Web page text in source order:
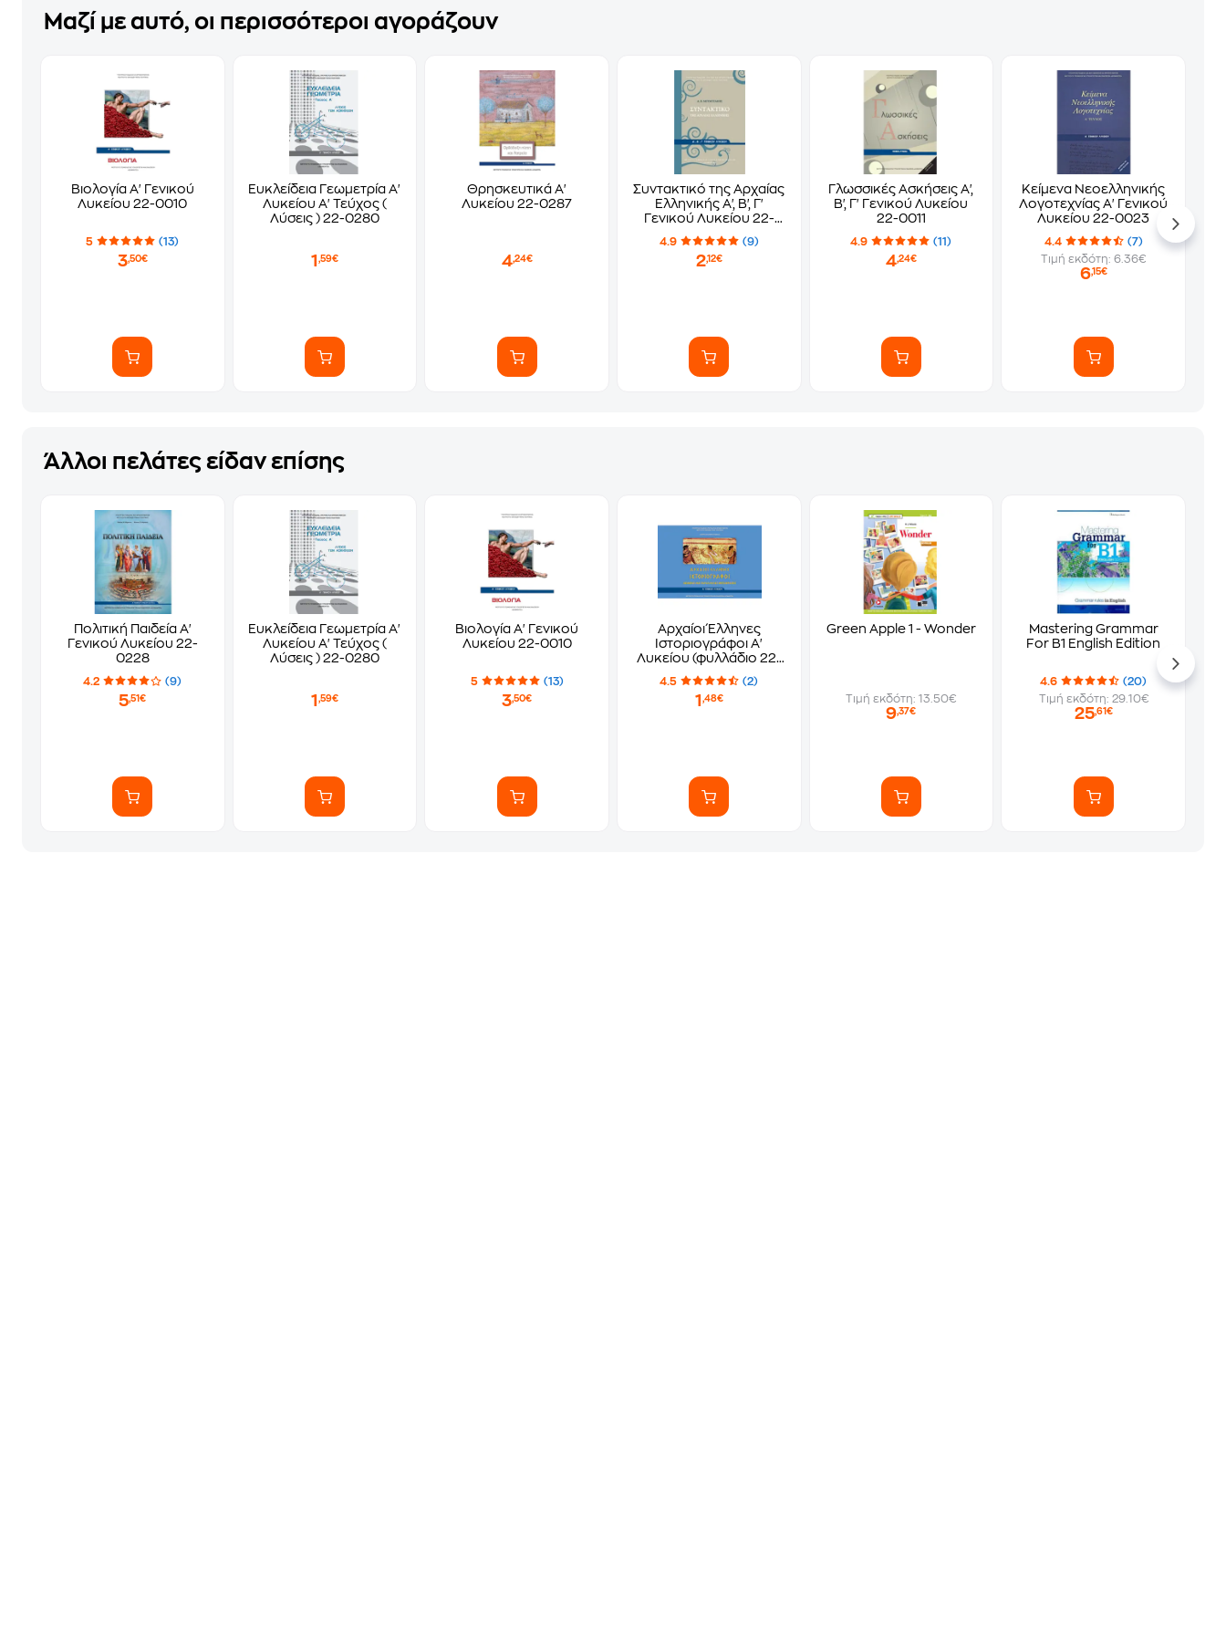
Μαζί με αυτό, οι περισσότεροι αγοράζουν
Βιολογία Α' Γενικού
Λυκείου 22-0010
5 (13)
3,50€
Ευκλείδεια Γεωμετρία Α'
Λυκείου Α' Τεύχος (
Λύσεις ) 22-0280
1 ,59€
Θρησκευτικά Α'
Λυκείου 22-0287
4,24€
Συντακτικό της Αρχαίας
Ελληνικής Α', Β', Γ'
Γενικού Λυκείου 22-
0031
4.9 (9)
2,12€
Γλωσσικές Ασκήσεις Α',
Β', Γ' Γενικού Λυκείου
22-0011
4.9 (11)
4,24€
Κείμενα Νεοελληνικής
Λογοτεχνίας Α' Γενικού
Λυκείου 22-0023
4.4
(7)
Τιμή εκδότη: 6.36€
6,15€
Άλλοι πελάτες είδαν επίσης
Πολιτική Παιδεία Α'
Γενικού Λυκείου 22-
0228
4.2 (9)
5,51€
Ευκλείδεια Γεωμετρία Α'
Λυκείου Α' Τεύχος (
Λύσεις ) 22-0280
1 ,59€
Βιολογία Α' Γενικού
Λυκείου 22-0010
5 (13)
3,50€
Αρχαίοι Έλληνες
Ιστοριογράφοι Α'
Λυκείου (φυλλάδιο 22-
0005)
4.5 (2)
1 ,48€
Green Apple 1 - Wonder
Τιμή εκδότη: 13.50€
9,37€
Mastering Grammar
For B1 English Edition
4.6
(20)
Τιμή εκδότη: 29.10€
25,61€